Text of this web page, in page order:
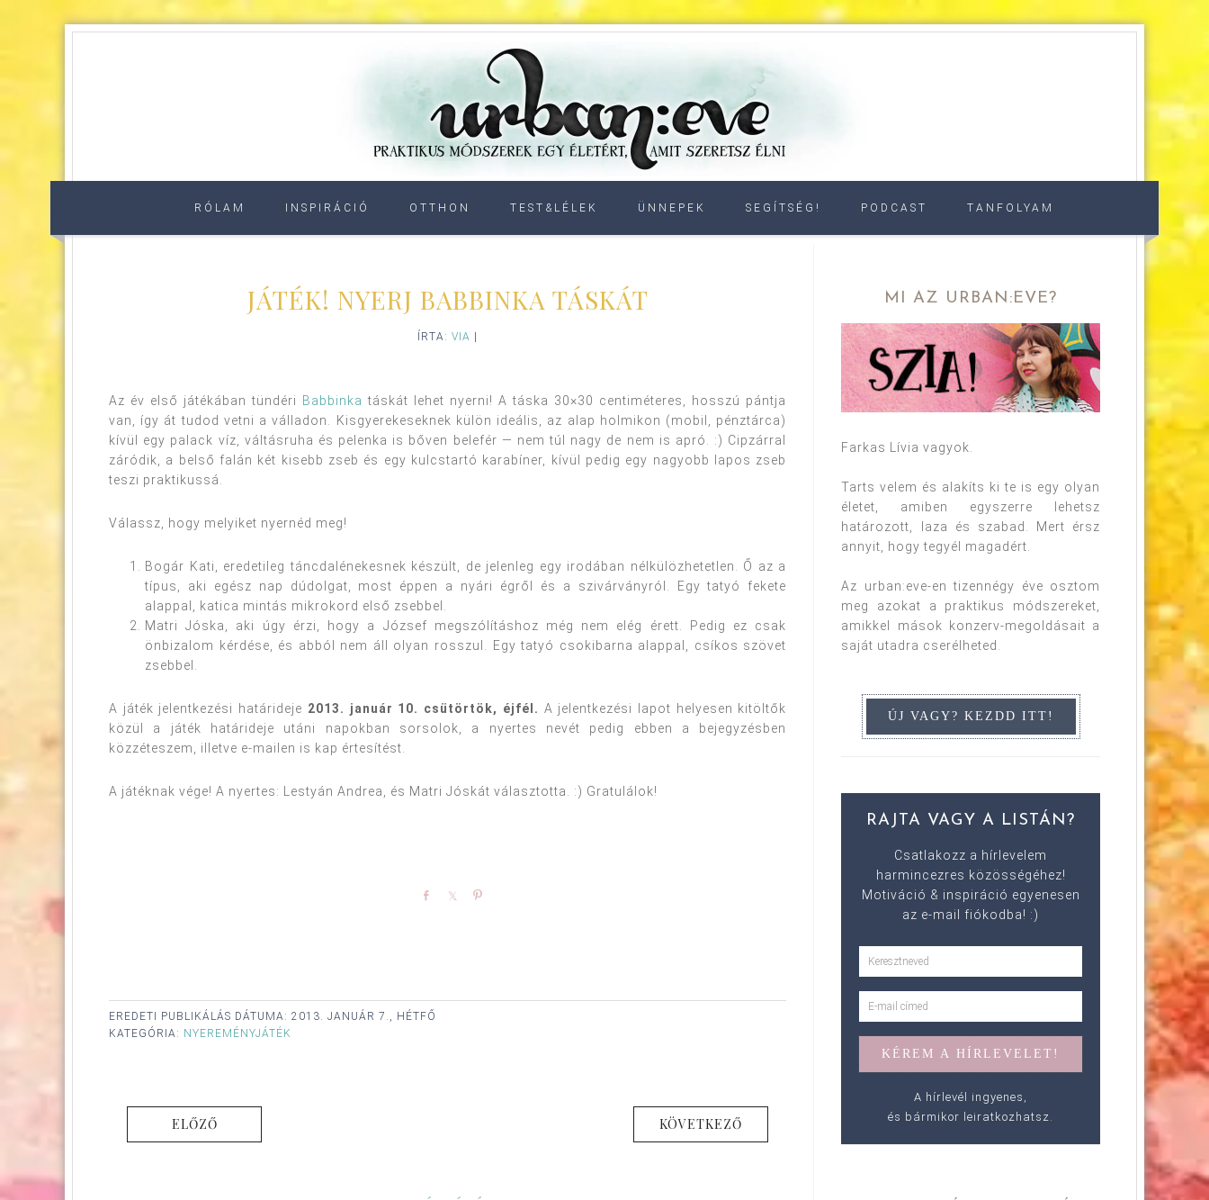
RÓLAM INSPIRÁCIÓ OTTHON TEST&LÉLEK ÜNNEPEK SEGÍTSÉG! PODCAST TANFOLYAM
JÁTÉK! NYERJ BABBINKA TÁSKÁT
ÍRTA:VIA
Az év első játékában tündéri Babbinka táskát lehet nyerni! A táska 30×30 centiméteres, hosszú pántja
van, így át tudod vetni a válladon. Kisgyerekeseknek külön ideális, az alap holmikon (mobil, pénztárca)
kívül egy palack víz, váltásruha és pelenka is bőven belefér — nem túl nagy de nem is apró. :) Cipzárral
záródik, a belső falán két kisebb zseb és egy kulcstartó karabíner, kívül pedig egy nagyobb lapos zseb
teszi praktikussá.
Válassz, hogy melyiket nyernéd meg!
Bogár Kati, eredetileg táncdalénekesnek készült, de jelenleg egy irodában nélkülözhetetlen. Ő az a
típus, aki egész nap dúdolgat, most éppen a nyári égről és a szivárványról. Egy tatyó fekete
alappal, katica mintás mikrokord első zsebbel.
Matri Jóska, aki úgy érzi, hogy a József megszólításhoz még nem elég érett. Pedig ez csak
önbizalom kérdése, és abból nem áll olyan rosszul. Egy tatyó csokibarna alappal, csíkos szövet
zsebbel.
A játék jelentkezési határideje 2013. január 10. csütörtök, éjfél . A jelentkezési lapot helyesen kitöltők
közül a játék határideje utáni napokban sorsolok, a nyertes nevét pedig ebben a bejegyzésben
közzéteszem, illetve e-mailen is kap értesítést.
A játéknak vége! A nyertes: Lestyán Andrea, és Matri Jóskát választotta. :) Gratulálok!
Share Share
EREDETI PUBLIKÁLÁS DÁTUMA: 2013. JANUÁR 7., HÉTFŐ
KATEGÓRIA: NYEREMÉNYJÁTÉK
ELŐZŐ KÖVETKEZŐ
MI AZ URBAN:EVE?
Farkas Lívia vagyok.
Tarts velem és alakíts ki te is egy olyan
életet, amiben egyszerre lehetsz
határozott, laza és szabad. Mert érsz
annyit, hogy tegyél magadért.
Az urban:eve-en tizennégy éve osztom
meg azokat a praktikus módszereket,
amikkel mások konzerv-megoldásait a
saját utadra cserélheted.
RAJTA VAGY A LISTÁN?
Csatlakozz a hírlevelem
harmincezres közösségéhez!
Motiváció & inspiráció egyenesen
az e-mail fiókodba! :)
A hírlevél ingyenes,
és bármikor leiratkozhatsz.